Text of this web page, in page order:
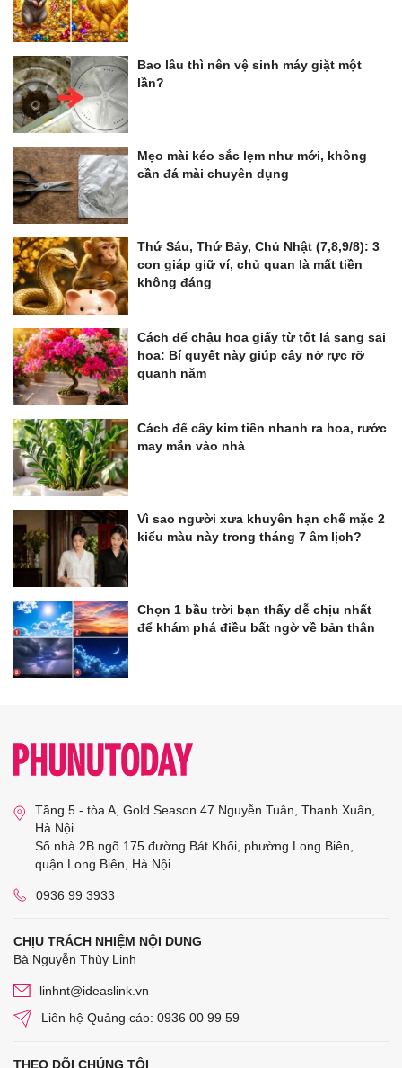
Bao lâu thì nên vệ sinh máy giặt một
lần?
Mẹo mài kéo sắc lẹm như mới, không
cần đá mài chuyên dụng
Thứ Sáu, Thứ Bảy, Chủ Nhật (7,8,9/8): 3
con giáp giữ ví, chủ quan là mất tiền
không đáng
Cách để chậu hoa giấy từ tốt lá sang sai
hoa: Bí quyết này giúp cây nở rực rỡ
quanh năm
Cách để cây kim tiền nhanh ra hoa, rước
may mắn vào nhà
Vì sao người xưa khuyên hạn chế mặc 2
kiểu màu này trong tháng 7 âm lịch?
Chọn 1 bầu trời bạn thấy dễ chịu nhất
để khám phá điều bất ngờ về bản thân
Tầng 5 - tòa A, Gold Season 47 Nguyễn Tuân, Thanh Xuân,
Hà Nội
Số nhà 2B ngõ 175 đường Bát Khối, phường Long Biên,
quận Long Biên, Hà Nội
0936 99 3933
CHỊU TRÁCH NHIỆM NỘI DUNG
Bà Nguyễn Thùy Linh
linhnt@ideaslink.vn
Liên hệ Quảng cáo: 0936 00 99 59
THEO DÕI CHÚNG TÔI